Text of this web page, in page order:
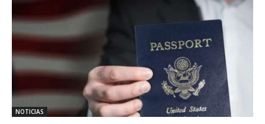
NOTICIAS